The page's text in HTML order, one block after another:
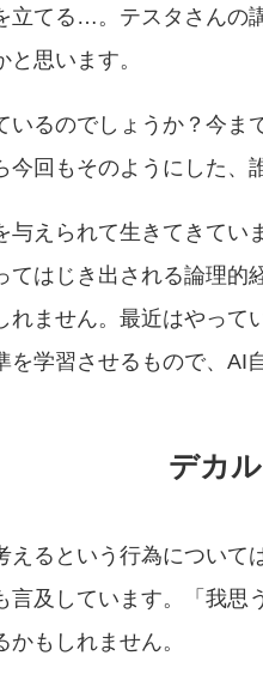
立てる…。テスタさんの
と思います。
いるのでしょうか？今ま
今回もそのようにした、
与えられて生きてきてい
てはじき出される論理的
れません。最近はやって
を学習させるもので、AI
デカ
えるという行為について
言及しています。「我思
かもしれません。